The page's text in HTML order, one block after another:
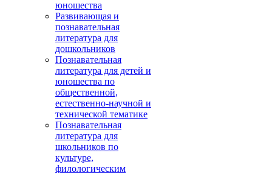
юношества
Развивающая и
познавательная
литература для
дошкольников
Познавательная
литература для детей и
юношества по
общественной,
естественно-научной и
технической тематике
Познавательная
литература для
школьников по
культуре,
филологическим